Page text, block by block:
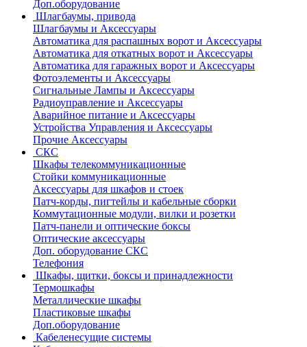
Доп.оборудование
Шлагбаумы, привода
Шлагбаумы и Аксессуары
Автоматика для распашных ворот и Аксессуары
Автоматика для откатных ворот и Аксессуары
Автоматика для гаражных ворот и Аксессуары
Фотоэлементы и Аксессуары
Сигнальные Лампы и Аксессуары
Радиоуправление и Аксессуары
Аварийное питание и Аксессуары
Устройства Управления и Аксессуары
Прочие Аксессуары
СКС
Шкафы телекоммуникационные
Стойки коммуникационные
Аксессуары для шкафов и стоек
Патч-корды, пигтейлы и кабельные сборки
Коммутационные модули, вилки и розетки
Патч-панели и оптические боксы
Оптические аксессуары
Доп. оборудование СКС
Телефония
Шкафы, щитки, боксы и принадлежности
Термошкафы
Металлические шкафы
Пластиковые шкафы
Доп.оборудование
Кабеленесущие системы